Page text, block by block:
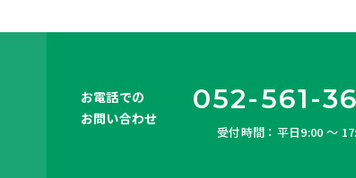
お電話での
お問い合わせ
052-561-
受付時間：平日9:00 ～